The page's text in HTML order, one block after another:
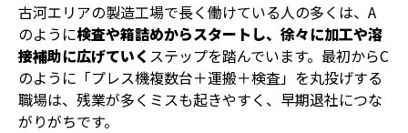
古河エリアの製造工場で長く働けている人の多くは、A
のように検査や箱詰めからスタートし、徐々に加工や溶
接補助に広げていく ステップを踏んでいます。最初からC
のように「プレス機複数台＋運搬＋検査」を丸投げする
職場は、残業が多くミスも起きやすく、早期退社につな
がりがちです。